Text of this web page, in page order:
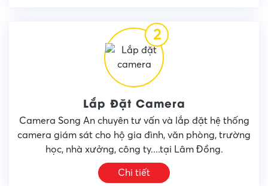
2
Lắp Đặt Camera
Camera Song An chuyên tư vấn và lắp đặt hệ thống
camera giám sát cho hộ gia đình, văn phòng, trường
học, nhà xưởng, công ty....tại Lâm Đồng.
Chi tiết